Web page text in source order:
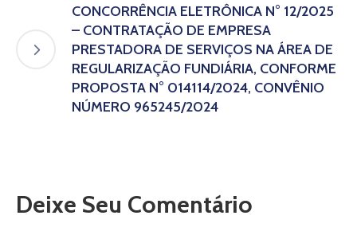
CONCORRÊNCIA ELETRÔNICA N° 12/2025
– CONTRATAÇÃO DE EMPRESA
PRESTADORA DE SERVIÇOS NA ÁREA DE
REGULARIZAÇÃO FUNDIÁRIA, CONFORME
PROPOSTA N° 014114/2024, CONVÊNIO
NÚMERO 965245/2024
Deixe Seu Comentário